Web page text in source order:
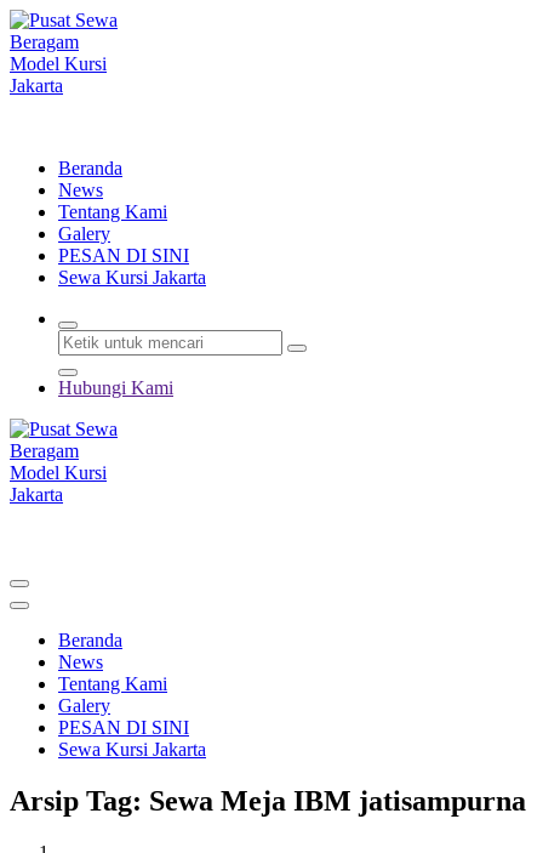
Lewati
ke
konten
Beranda
News
Tentang Kami
Galery
PESAN DI SINI
Sewa Kursi Jakarta
Hubungi Kami
Beranda
News
Tentang Kami
Galery
PESAN DI SINI
Sewa Kursi Jakarta
Arsip Tag: Sewa Meja IBM jatisampurna